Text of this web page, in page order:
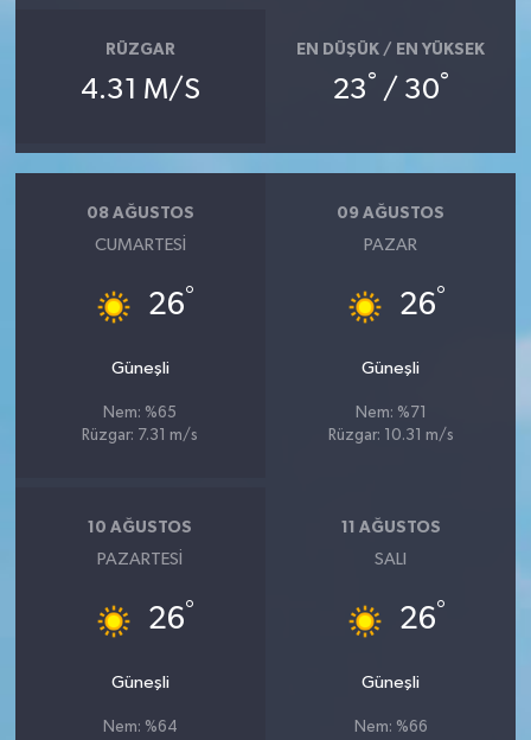
RÜZGAR
4.31 M/S
EN DÜŞÜK / EN YÜKSEK
23° / 30°
08 AĞUSTOS
CUMARTESI
26°
Güneşli
Nem: %65
Rüzgar: 7.31 m/s
09 AĞUSTOS
PAZAR
26°
Güneşli
Nem: %71
Rüzgar: 10.31 m/s
10 AĞUSTOS
PAZARTESI
26°
Güneşli
Nem: %64
11 AĞUSTOS
SALI
26°
Güneşli
Nem: %66